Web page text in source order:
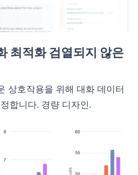
최적화 검열되지 않은
상호작용을 위해 대화 데이터
합니다. 경량 디자인.